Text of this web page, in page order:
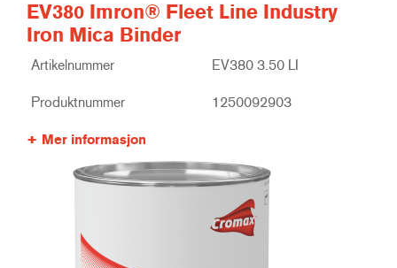
EV380 Imron® Fleet Line Industry
Iron Mica Binder
Artikelnummer EV380 3.50 LI
Produktnummer 1250092903
Mer informasjon